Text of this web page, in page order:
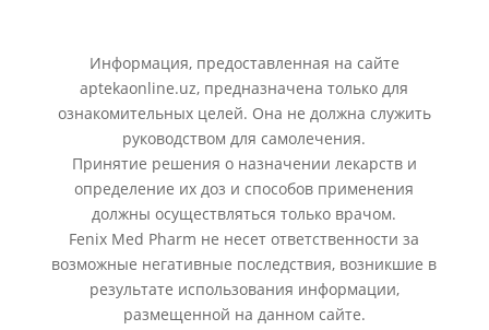
Информация, предоставленная на сайте
aptekaonline.uz, предназначена только для
ознакомительных целей. Она не должна служить
руководством для самолечения.
Принятие решения о назначении лекарств и
определение их доз и способов применения
должны осуществляться только врачом.
Fenix Med Pharm не несет ответственности за
возможные негативные последствия, возникшие в
результате использования информации,
размещенной на данном сайте.